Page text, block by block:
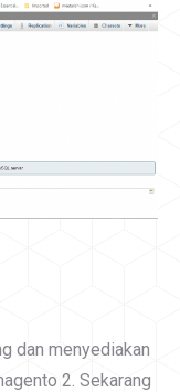
dan menyediakan
2. Sekarang